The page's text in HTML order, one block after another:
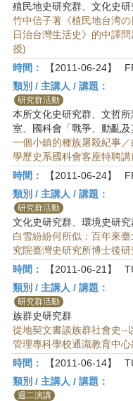
殖民地史研究群、文化史
竹中信子著《植民地台湾
日治台灣生活史》的中譯
授)
時間：
【2011-06-24】
類別 / 主講人 / 講題：
研究群活動
本所文化史研究群、文哲
室、國科會「戰爭、動亂
一個小鎮的種族屠殺紀事
學歷史系國科會客座特聘講
時間：
【2011-06-24】
類別 / 主講人 / 講題：
研究群活動
文化史研究群、環境史研
白雪紛紛何所似：百年來
究院臺灣史研究所博士後研
時間：
【2011-06-21】
類別 / 主講人 / 講題：
研究群活動
族群史研究群
從地契文書談族群社會史--
管理專科學校通識教育中心
時間：
【2011-06-14】
類別 / 主講人 / 講題：
週二演講